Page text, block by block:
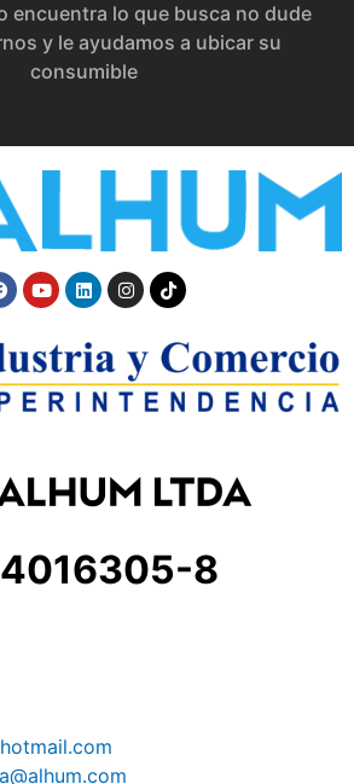
encuentra lo que busca no dude
y le ayudamos a ubicar su
consumible
8